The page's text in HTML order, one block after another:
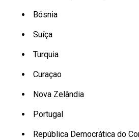
Bósnia
Suíça
Turquia
Curaçao
Nova Zelândia
Portugal
República Democrática do